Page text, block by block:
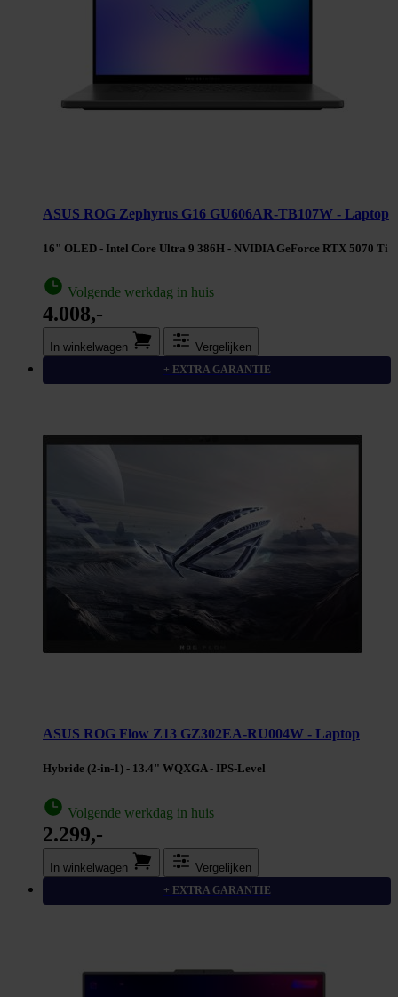
ASUS ROG Zephyrus G16 GU606AR-TB107W - Laptop
16" OLED - Intel Core Ultra 9 386H - NVIDIA GeForce RTX 5070 Ti
Volgende werkdag in huis
4.008,-
In winkel­wagen Vergelijken
+ EXTRA GARANTIE
ASUS ROG Flow Z13 GZ302EA-RU004W - Laptop
Hybride (2-in-1) - 13.4" WQXGA - IPS-Level
Volgende werkdag in huis
2.299,-
In winkel­wagen Vergelijken
+ EXTRA GARANTIE